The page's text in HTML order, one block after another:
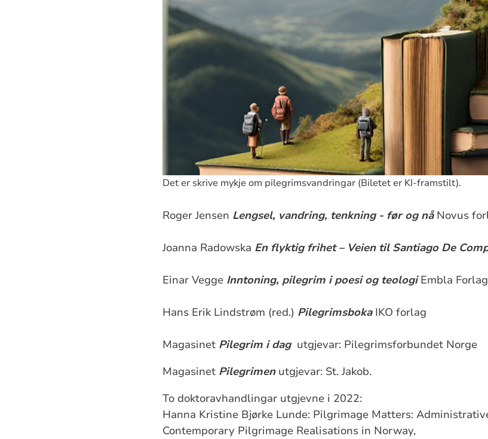
Det er skrive mykje om pilegrimsvandringar (Biletet er KI-framstilt).
Roger Jensen Lengsel, vandring, tenkning - før og nå Novus
Joanna Radowska En flyktig frihet – Veien til Santiago De
Einar Vegge Inntoning, pilegrim i poesi og teologiEmbla Forlag
Hans Erik Lindstrøm (red.) Pilegrimsboka IKO forlag
Magasinet Pilegrim i dagutgjevar: Pilegrimsforbundet Norge
Magasinet Pilegrimen utgjevar: St. Jakob.
To doktoravhandlingar utgjevne i 2022:
Hanna Kristine Bjørke Lunde: Pilgrimage Matters:
Contemporary Pilgrimage Realisations in Norway,